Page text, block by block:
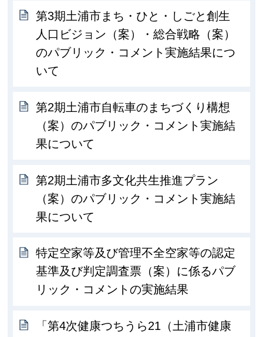
第3期土浦市まち・ひと・しごと創生
人口ビジョン（案）・総合戦略（案）
のパブリック・コメント実施結果につ
いて
第2期土浦市自転車のまちづくり構想
（案）のパブリック・コメント実施結
果について
第2期土浦市多文化共生推進プラン
（案）のパブリック・コメント実施結
果について
特定空家等及び管理不全空家等の認定
基準及び判定調査票（案）に係るパブ
リック・コメントの実施結果
「第4次健康つちうら21（土浦市健康